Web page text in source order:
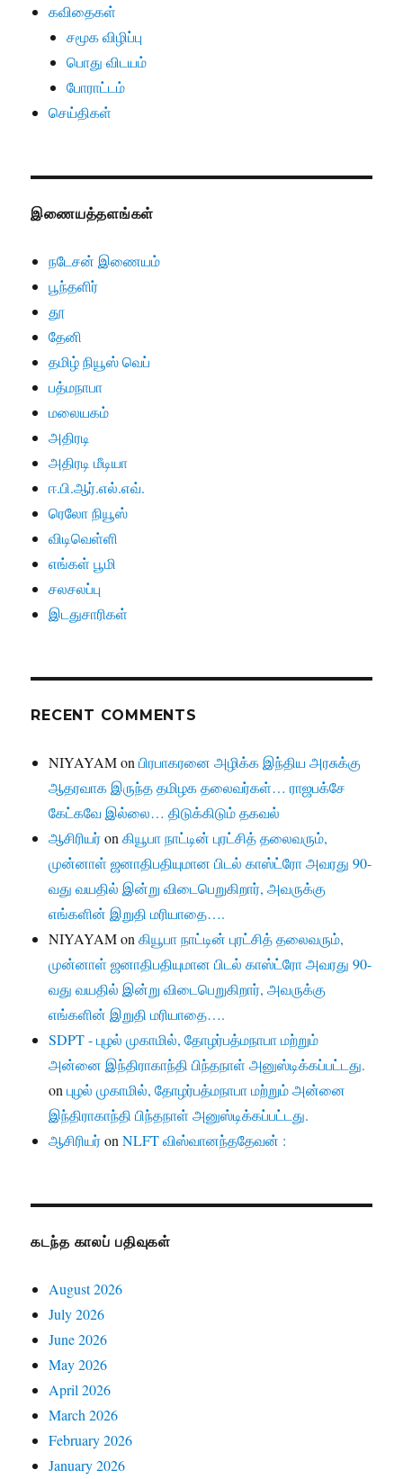
கவிதைகள்
சமூக விழிப்பு
பொது விடயம்
போராட்டம்
செய்திகள்
இணையத்தளங்கள்
நடேசன் இணையம்
பூந்தளிர்
தூ
தேனி
தமிழ் நியூஸ் வெப்
பத்மநாபா
மலையகம்
அதிரடி
அதிரடி மீடியா
ஈ.பி.ஆர்.எல்.எவ்.
ரெலோ நியூஸ்
விடிவெள்ளி
எங்கள் பூமி
சலசலப்பு
இடதுசாரிகள்
RECENT COMMENTS
NIYAYAMonபிரபாகரனை அழிக்க இந்திய அரசுக்கு
ஆதரவாக இருந்த தமிழக தலைவர்கள்… ராஜபக்சே
கேட்கவே இல்லை… திடுக்கிடும் தகவல்
ஆசிரியர்onகியூபா நாட்டின் புரட்சித் தலைவரும்,
முன்னாள் ஜனாதிபதியுமான பிடல் காஸ்ட்ரோ அவரது 90-
வது வயதில் இன்று விடைபெறுகிறார், அவருக்கு
எங்களின் இறுதி மரியாதை….
NIYAYAMonகியூபா நாட்டின் புரட்சித் தலைவரும்,
முன்னாள் ஜனாதிபதியுமான பிடல் காஸ்ட்ரோ அவரது 90-
வது வயதில் இன்று விடைபெறுகிறார், அவருக்கு
எங்களின் இறுதி மரியாதை….
SDPT - புழல் முகாமில், தோழர்பத்மநாபா மற்றும்
அன்னை இந்திராகாந்தி பிந்தநாள் அனுஸ்டிக்கப்பட்டது.
onபுழல் முகாமில், தோழர்பத்மநாபா மற்றும் அன்னை
இந்திராகாந்தி பிந்தநாள் அனுஸ்டிக்கப்பட்டது.
ஆசிரியர்onNLFT விஸ்வானந்ததேவன் :
கடந்த காலப் பதிவுகள்
August 2026
July 2026
June 2026
May 2026
April 2026
March 2026
February 2026
January 2026